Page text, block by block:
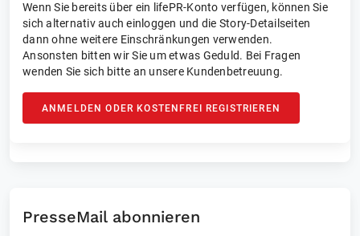
Wenn Sie bereits über ein lifePR-Konto verfügen, können Sie
sich alternativ auch einloggen und die Story-Detailseiten
dann ohne weitere Einschränkungen verwenden.
Ansonsten bitten wir Sie um etwas Geduld. Bei Fragen
wenden Sie sich bitte an unsere Kundenbetreuung.
ANMELDEN ODER KOSTENFREI REGISTRIEREN
PresseMail abonnieren